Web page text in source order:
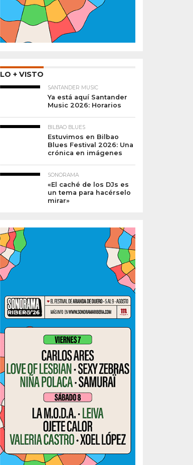
LO + VISTO
SANTANDER MUSIC
Ya está aquí Santander
Music 2026: Horarios
BILBAO BLUES
Estuvimos en Bilbao
Blues Festival 2026: Una
crónica en imágenes
SONORAMA
«El caché de los DJs es
un tema para hacérselo
mirar»